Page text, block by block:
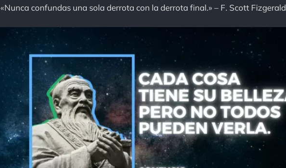
«Nunca confundas una sola derrota con la derrota final.» – F. Scott Fizgerald